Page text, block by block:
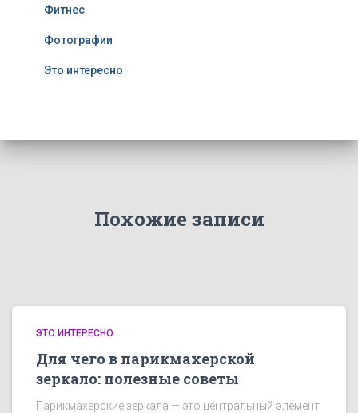
Фитнес
Фотографии
Это интересно
Похожие записи
ЭТО ИНТЕРЕСНО
Для чего в парикмахерской
зеркало: полезные советы
Парикмахерские зеркала — это центральный элемент